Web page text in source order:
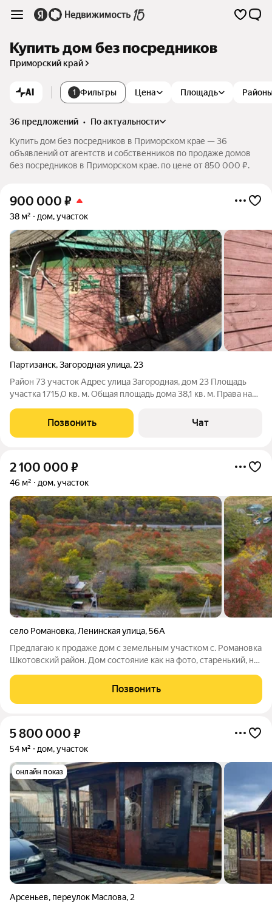
Купить дом без посредников
Приморский край
AI 1 Фильтры Цена Площадь
36 предложений •
по актуальности
Купить дом без посредников в Приморском крае — 36
объявлений от агентств и собственников по продаже домов
без посредников в Приморском крае. по цене от 850 000 ₽.
900 000 ₽
38 м² дом, участок
Партизанск,Загородная улица, 23
Район 73 участок Адрес улица Загородная, дом 23 Площадь
участка 1715,0 кв. м. Общая площадь дома 38,1 кв. м. Права на
Электричество 15 кВт Отопление Твердотопливное Тип Дом/
дача Кадастровый № ЗУ
Позвонить Чат
2 100 000 ₽
46 м² дом, участок
село Романовка, Ленинская улица,56А
Предлагаю к продаже дом с земельным участком с. Романовка
Шкотовский район. Дом состояние как на фото, старенький, но
летним душем, очень светлый, 8 окон: в зале 4 окна и в
спальнях по 2 окна. На
Позвонить
5 800 000 ₽
54 м² дом, участок
онлайн показ
Арсеньев, переулок Маслова, 2